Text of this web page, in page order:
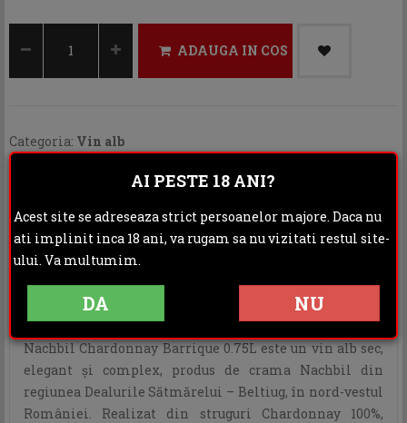
ADAUGA IN COS
Categoria: Vin alb
Rating:
DESCRIERE
OPINII (0)
Nachbil Chardonnay Barrique 0.75L este un vin alb sec,
elegant și complex, produs de crama Nachbil din
regiunea Dealurile Sătmărelui – Beltiug, în nord-vestul
României. Realizat din struguri Chardonnay 100%,
AI PESTE 18 ANI?
Acest site se adreseaza strict persoanelor majore. Daca nu
ati implinit inca 18 ani, va rugam sa nu vizitati restul site-
ului. Va multumim.
DA NU